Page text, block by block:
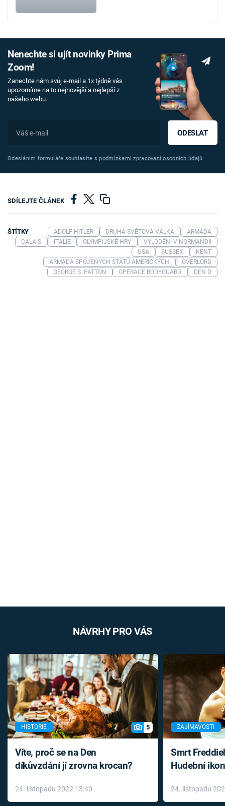
Nenechte si ujít novinky Prima
Zoom!
Zanechte nám svůj e-mail a 1x týdně vás
upozorníme na to nejnovější a nejlepší z
našeho webu.
ODESLAT
Odesláním formuláře souhlasíte spodmínkami zpracování osobních údajů
SDÍLEJTE ČLÁNEK
ŠTÍTKY ADOLF HITLER DRUHÁ SVĚTOVÁ VÁLKA
ARMÁDA
CALAIS
ITÁLIE OLYMPIJSKÉ HRY
VYLODĚNÍ V NORMANDII
USA
SUSSEX
KENT
ARMÁDA SPOJENÝCH STÁTŮ AMERICKÝCH
OVERLORD
GEORGE S. PATTON
OPERACE BODYGUARD DEN D
NÁVRHY PRO VÁS
HISTORIE 5
Víte, proč se na Den
díkůvzdání jí zrovna krocan?
24. listopadu 2022 13:40
ZAJÍMAVOSTI
Smrt
Hudební
léky
24. listopadu